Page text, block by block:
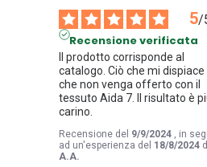
5/
Recensione verificata
Il prodotto corrisponde al
catalogo. Ciò che mi dispiace
che non venga offerto con il
tessuto Aida 7. Il risultato è
carino.
Recensione del 9/9/2024
, in
ad un'esperienza del 18/8/2024
A.A.